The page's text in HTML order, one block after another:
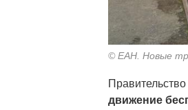
© ЕАН. Новые
движение